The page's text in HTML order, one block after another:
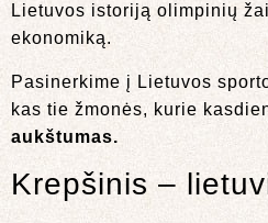
Lietuvos istoriją olimpinių
ekonomiką.
Pasinerkime į Lietuvos
kas tie žmonės, kurie
aukštumas.
Krepšinis –